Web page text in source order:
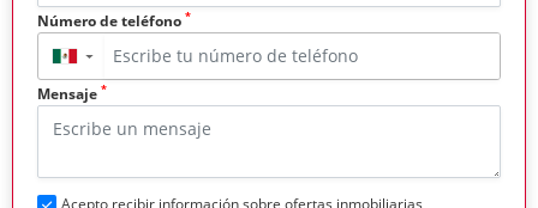
Número de teléfono *
▼
Mensaje *
Acepto recibir información sobre ofertas inmobiliarias